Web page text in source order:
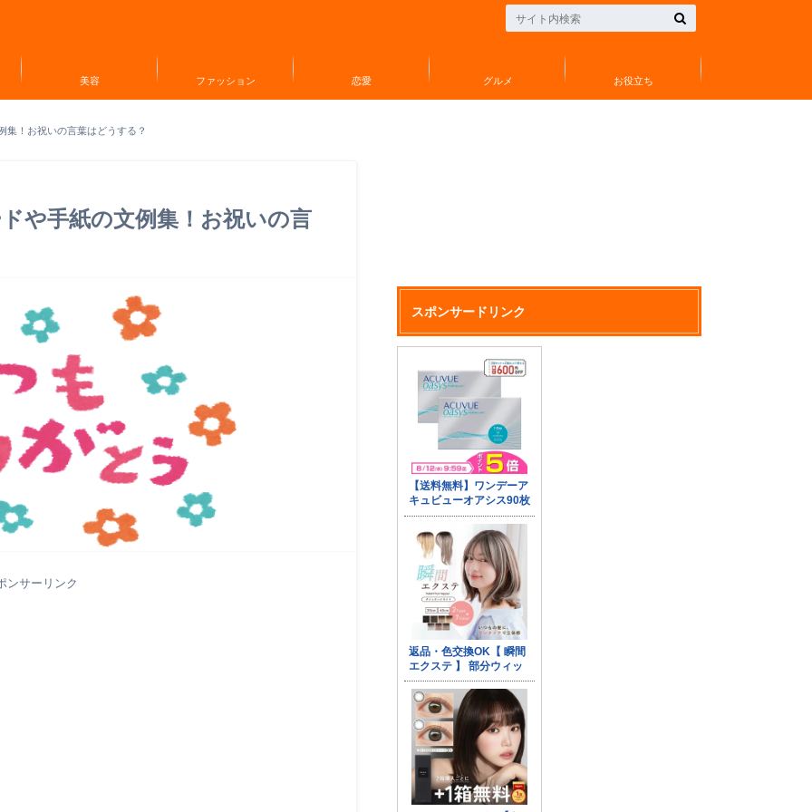
美容 ファッション 恋愛 グルメ お役立ち
集！お祝いの言葉はどうする？
や手紙の文例集！お祝いの言
ンサーリンク
スポンサードリンク